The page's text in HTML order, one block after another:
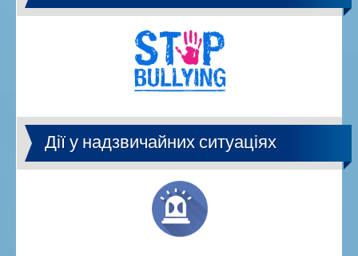
Дії у надзвичайних ситуаціях